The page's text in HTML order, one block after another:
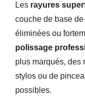
Les rayures
couche de base
éliminées ou
polissage
plus marqués, des
stylos ou de
possibles.